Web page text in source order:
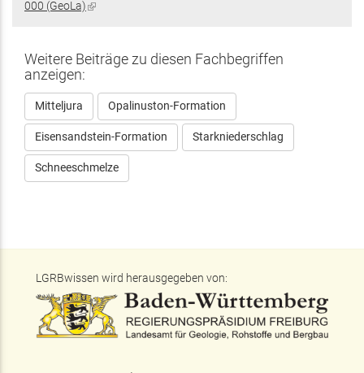
000 (GeoLa)(Link
Weitere Beiträge zu diesen Fachbegriffen
anzeigen:
Mitteljura Opalinuston-Formation
Eisensandstein-Formation Starkniederschlag
Schneeschmelze
LGRBwissen wird herausgegeben von: